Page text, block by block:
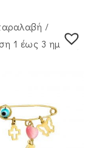
/
1 έως 3 ημέρες